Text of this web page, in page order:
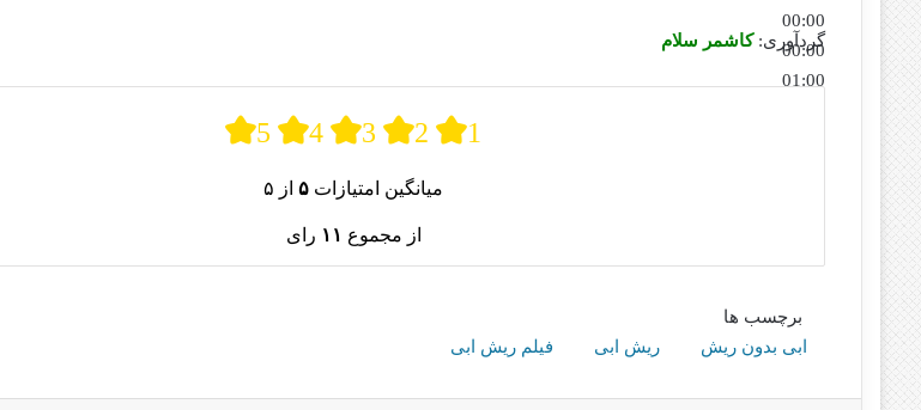
00:00
00:00
01:00
برای افزایش یا کاهش صدا از کلیدهای بالا و پایین استفاده کنید.
گردآوری:کاشمر سلام
5 4 3 2 1
میانگین امتیازات ۵ از ۵
از مجموع ۱۱ رای
برچسب ها
ابی بدون ریش
ریش ابی فیلم ریش ابی